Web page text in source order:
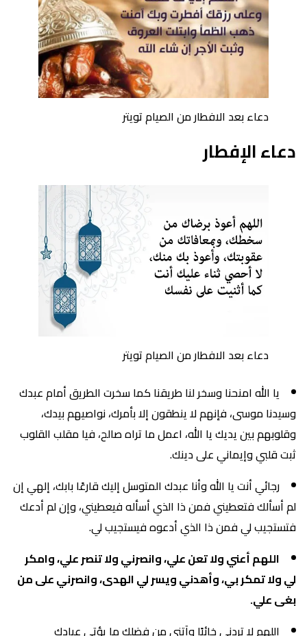
دعاء بعد الافطار من الصيام تويتر
دعاء الإفطار
دعاء بعد الافطار من الصيام تويتر
يا الله امنحنا وسخر لنا طريقنا كما سخرت الطريق أمام عبدك
وسيدنا موسى، فإنهم لا ينطقون إلا بأمرك، نواصيهم بيدك،
وقلوبهم بين يديك يا الله، اعمل ما تراه صالح، فيا مقلب القلوب
ثبت قلبي وإيماني على دينك.
رجائي أنت يا الله وأنا عبدك المتوسل إليك قارعًا بابك، إلهي إن
لم أسألك فتعطيني فمن ذا الذي أسأله فيعطيني، وإن لم أدعك
فتستجيب لي فمن ذا الذي أدعوه فيستجيب لي.
اللهم أعني ولا تعن علي، وانصرني ولا تنصر علي، وامكر
لي ولا تمكر بي، وأهدني ويسر لي الهدى، وانصرني على من
بغى علي.
اللهم لا تردني خائبًا وآتني من فضلك ما يؤتى عبادك